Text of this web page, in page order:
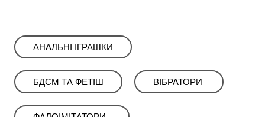
ㅤАНАЛЬНІ ІГРАШКИ
ㅤㅤㅤБДСМㅤㅤㅤㅤ ТА ФЕТІШ ㅤㅤВІБРАТОРИㅤ ㅤ